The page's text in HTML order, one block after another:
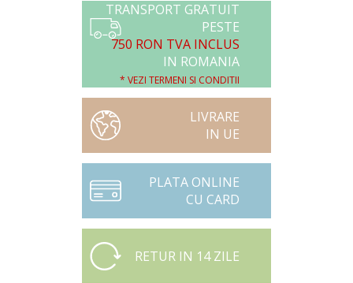
TRANSPORT GRATUIT
PESTE
750 RON TVA INCLUS
IN ROMANIA
* VEZI TERMENI SI CONDITII
LIVRARE
IN UE
PLATA ONLINE
CU CARD
RETUR IN 14 ZILE